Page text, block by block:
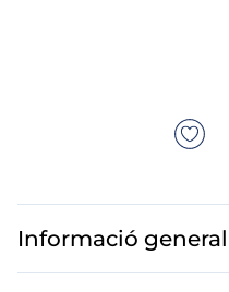
Informació general